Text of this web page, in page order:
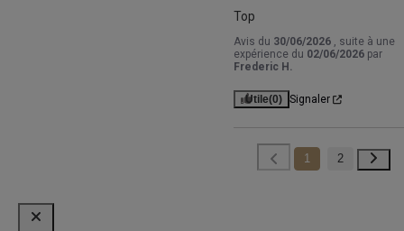
Top
Avis du 30/06/2026 , suite à une
expérience du 02/06/2026 par
Frederic H.
Utile(0) Signaler
1 2